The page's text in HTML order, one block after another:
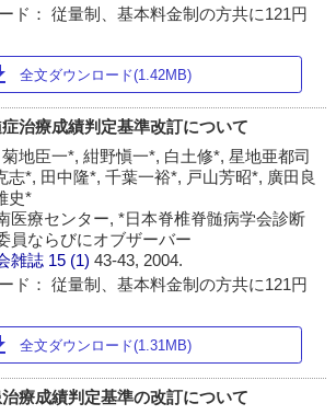
ド： 従量制、基本料金制の方共に121円
全文ダウンロード(1.42MB)
治療成績判定基準改訂について
地臣一*, 紺野愼一*, 白土修*, 星地亜都司
志*, 田中隆*, 千葉一裕*, 戸山芳昭*, 廣田良
史*
医療センター, *日本脊椎脊髄病学会診断
員ならびにオブザーバー
雑誌 15 (1)43-43, 2004.
ド： 従量制、基本料金制の方共に121円
全文ダウンロード(1.31MB)
療成績判定基準の改訂について